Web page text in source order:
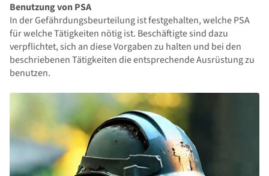
Benutzung von PSA
In der Gefährdungsbeurteilung ist festgehalten, welche PSA
für welche Tätigkeiten nötig ist. Beschäftigte sind dazu
verpflichtet, sich an diese Vorgaben zu halten und bei den
beschriebenen Tätigkeiten die entsprechende Ausrüstung zu
benutzen.